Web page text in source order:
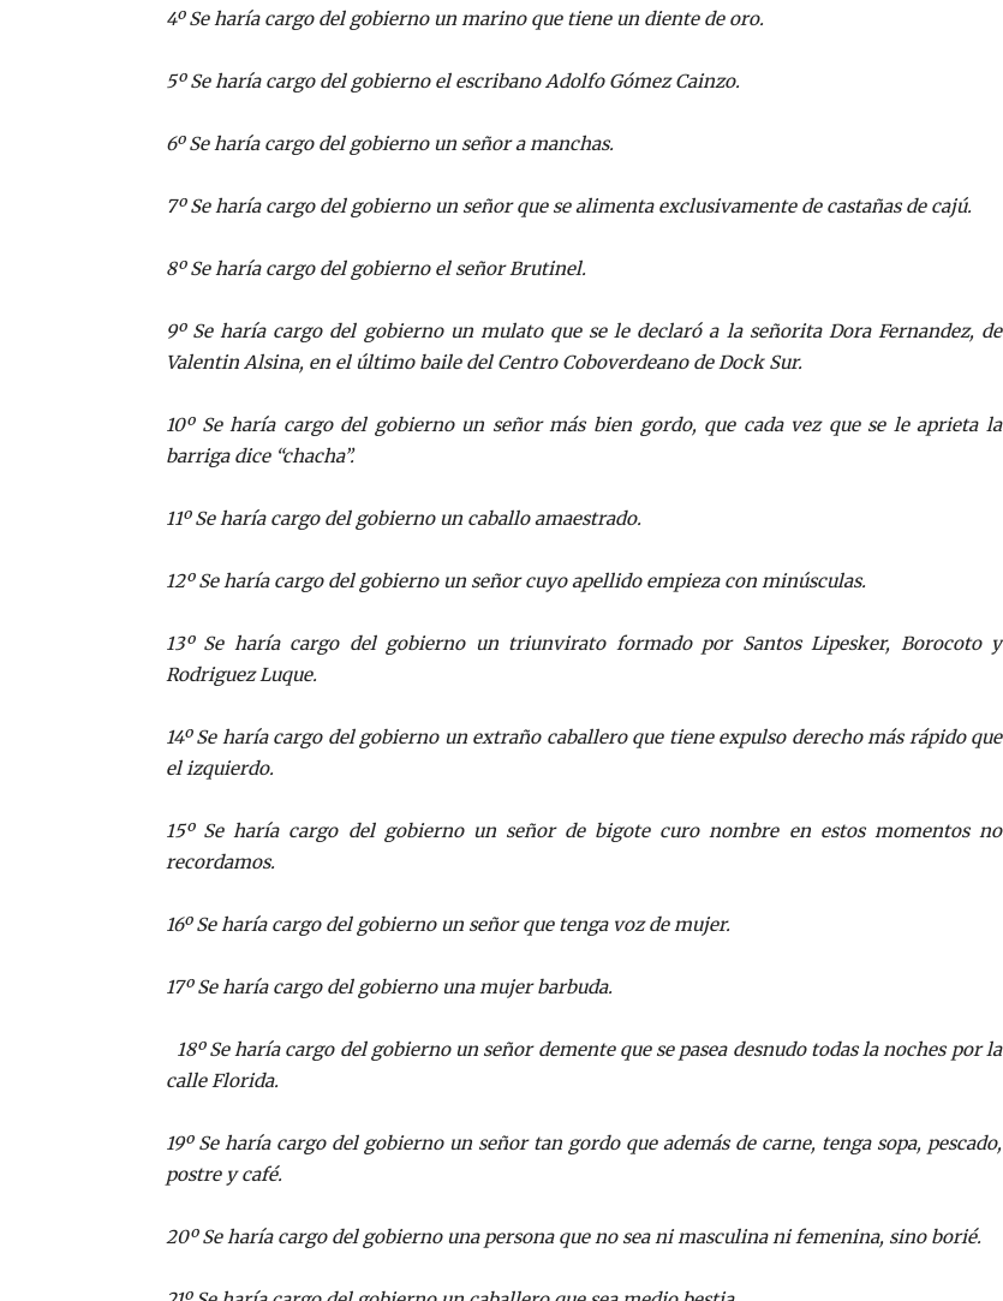
4º Se haría cargo del gobierno un marino que tiene un diente de oro.
5º Se haría cargo del gobierno el escribano Adolfo Gómez Cainzo.
6º Se haría cargo del gobierno un señor a manchas.
7º Se haría cargo del gobierno un señor que se alimenta exclusivamente de castañas de cajú.
8º Se haría cargo del gobierno el señor Brutinel.
9º Se haría cargo del gobierno un mulato que se le declaró a la señorita Dora Fernandez, de
Valentin Alsina, en el último baile del Centro Coboverdeano de Dock Sur.
10º Se haría cargo del gobierno un señor más bien gordo, que cada vez que se le aprieta la
barriga dice “chacha”.
11º Se haría cargo del gobierno un caballo amaestrado.
12º Se haría cargo del gobierno un señor cuyo apellido empieza con minúsculas.
13º Se haría cargo del gobierno un triunvirato formado por Santos Lipesker, Borocoto y
Rodriguez Luque.
14º Se haría cargo del gobierno un extraño caballero que tiene expulso derecho más rápido que
el izquierdo.
15º Se haría cargo del gobierno un señor de bigote curo nombre en estos momentos no
recordamos.
16º Se haría cargo del gobierno un señor que tenga voz de mujer.
17º Se haría cargo del gobierno una mujer barbuda.
18º Se haría cargo del gobierno un señor demente que se pasea desnudo todas la noches por la
calle Florida.
19º Se haría cargo del gobierno un señor tan gordo que además de carne, tenga sopa, pescado,
postre y café.
20º Se haría cargo del gobierno una persona que no sea ni masculina ni femenina, sino borié.